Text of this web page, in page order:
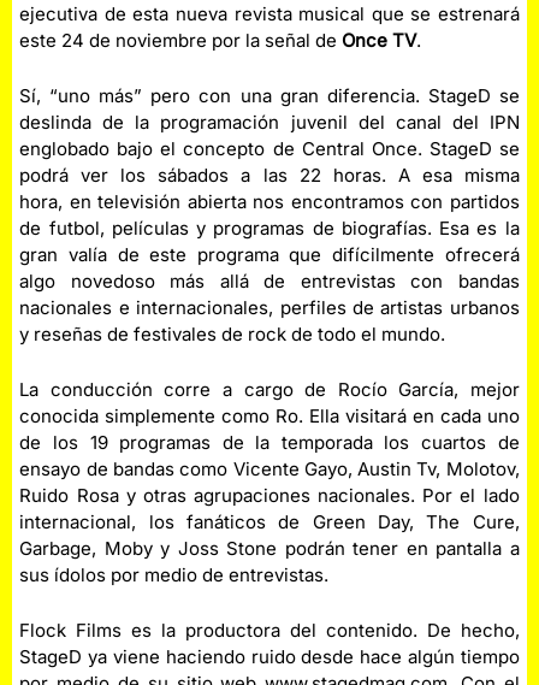
ejecutiva de esta nueva revista musical que se estrenará
este 24 de noviembre por la señal de Once TV.
Sí, “uno más” pero con una gran diferencia. StageD se
deslinda de la programación juvenil del canal del IPN
englobado bajo el concepto de Central Once. StageD se
podrá ver los sábados a las 22 horas. A esa misma
hora, en televisión abierta nos encontramos con partidos
de futbol, películas y programas de biografías. Esa es la
gran valía de este programa que difícilmente ofrecerá
algo novedoso más allá de entrevistas con bandas
nacionales e internacionales, perfiles de artistas urbanos
y reseñas de festivales de rock de todo el mundo.
La conducción corre a cargo de Rocío García, mejor
conocida simplemente como Ro. Ella visitará en cada uno
de los 19 programas de la temporada los cuartos de
ensayo de bandas como Vicente Gayo, Austin Tv, Molotov,
Ruido Rosa y otras agrupaciones nacionales. Por el lado
internacional, los fanáticos de Green Day, The Cure,
Garbage, Moby y Joss Stone podrán tener en pantalla a
sus ídolos por medio de entrevistas.
Flock Films es la productora del contenido. De hecho,
StageD ya viene haciendo ruido desde hace algún tiempo